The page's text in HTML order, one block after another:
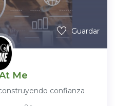
Guardar
Me
confianza